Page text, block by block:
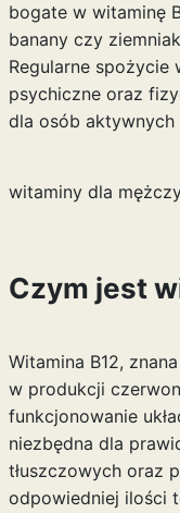
bogate w witaminę
banany czy
Regularne spożycie
psychiczne oraz
dla osób
witaminy dla
Czym jest
Witamina B12,
w produkcji
funkcjonowanie
niezbędna dla
tłuszczowych oraz
odpowiedniej ilości